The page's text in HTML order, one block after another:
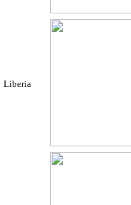
Liberia